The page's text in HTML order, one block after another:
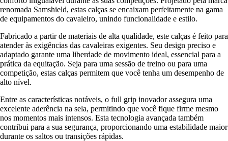
renomada Samshield, estas calças se encaixam perfeitamente na gama
de equipamentos do cavaleiro, unindo funcionalidade e estilo.
Fabricado a partir de materiais de alta qualidade, este calças é feito para
atender às exigências das cavaleiras exigentes. Seu design preciso e
adaptado garante uma liberdade de movimento ideal, essencial para a
prática da equitação. Seja para uma sessão de treino ou para uma
competição, estas calças permitem que você tenha um desempenho de
alto nível.
Entre as características notáveis, o full grip inovador assegura uma
excelente aderência na sela, permitindo que você fique firme mesmo
nos momentos mais intensos. Esta tecnologia avançada também
contribui para a sua segurança, proporcionando uma estabilidade maior
durante os saltos ou transições rápidas.